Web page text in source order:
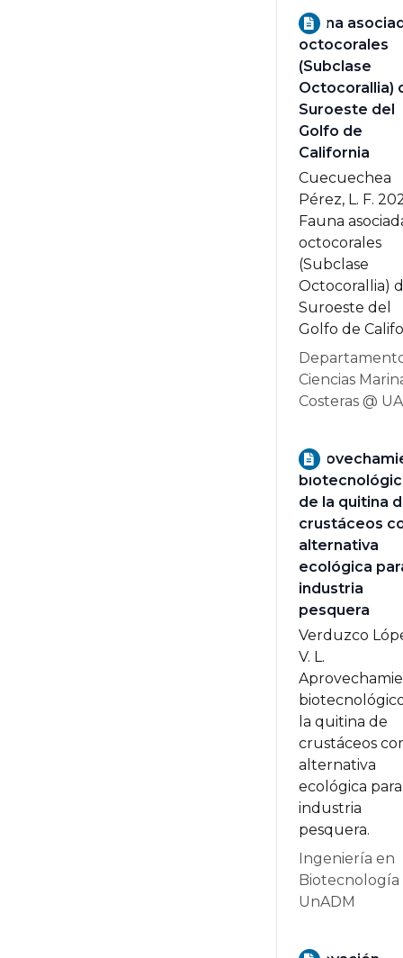
Fauna
octocorales
(Subclase
Octocorallia)
Suroeste del
Golfo de
California
Cuecuechea
Pérez, L. F.
Fauna
octocorales
(Subclase
Octocorallia)
Suroeste del
Golfo de
Ciencias
Costeras @
de la quitina
crustáceos
alternativa
ecológica
industria
pesquera
Verduzco
V. L.
la quitina de
crustáceos
alternativa
ecológica
industria
pesquera.
Ingeniería en
Biotecnología
UnADM